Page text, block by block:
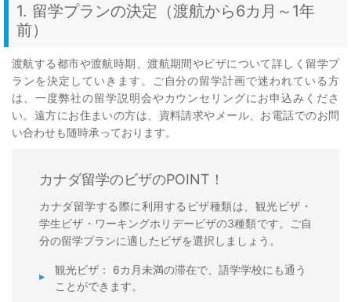
1. 留学プランの決定（渡航から6カ月～1年
前）
渡航する都市や渡航時期、渡航期間やビザについて詳しく留学プ
ランを決定していきます。ご自分の留学計画で迷われている方
は、一度弊社の留学説明会やカウンセリングにお申込みくださ
い。遠方にお住まいの方は、資料請求やメール、お電話でのお問
い合わせも随時承っております。
カナダ留学のビザのPOINT！
カナダ留学する際に利用するビザ種類は、観光ビザ・
学生ビザ・ワーキングホリデービザの3種類です。ご自
分の留学プランに適したビザを選択しましょう。
観光ビザ： 6カ月未満の滞在で、語学学校にも通う
ことができます。